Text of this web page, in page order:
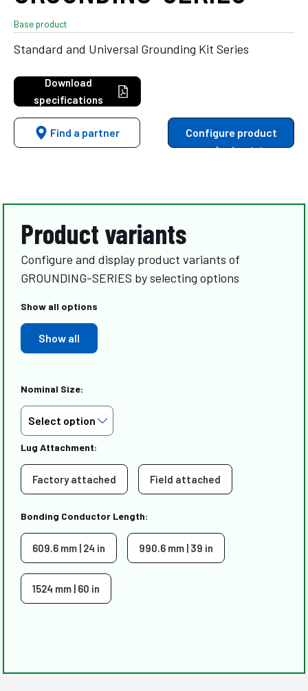
Base product
Standard and Universal Grounding Kit Series
Download
specifications
Find a partner
Configure product
variants
Product variants
Configure and display product variants of
GROUNDING-SERIES by selecting options
Show all options
Show all
Nominal Size:
Lug Attachment:
Factory attached Field attached
Bonding Conductor Length:
609.6 mm | 24 in 990.6 mm | 39 in
1524 mm | 60 in